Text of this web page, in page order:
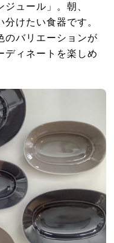
ュール」。朝、
けたい食器です。
のバリエーションが
ディネートを楽しめ